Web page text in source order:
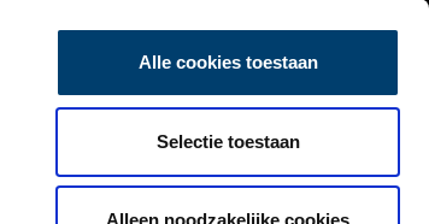
Alle cookies toestaan
Selectie toestaan
Alleen noodzakelijke cookies